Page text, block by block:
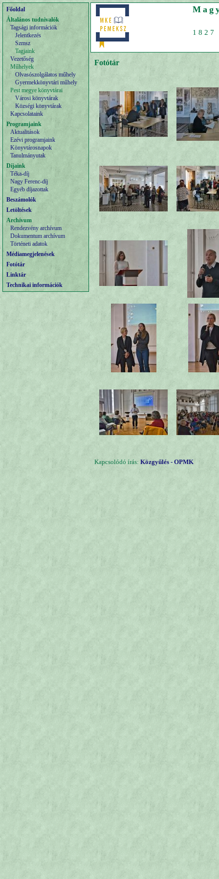
Főoldal
Általános tudnivalók
Tagsági információk
Jelentkezés
Szmsz
Tagjaink
Vezetőség
Műhelyek
Olvasószolgálatos műhely
Gyermekkönyvtári műhely
Pest megye könyvtárai
Városi könyvtárak
Községi könyvtárak
Kapcsolataink
Programjaink
Aktualitások
Ezévi programjaink
Könyvtárosnapok
Tanulmányutak
Díjaink
Téka-díj
Nagy Ferenc-díj
Egyéb díjazottak
Beszámolók
Letöltések
Archívum
Rendezvény archívum
Dokumentum archívum
Történeti adatok
Médiamegjelenések
Fotótár
Linktár
Technikai információk
Fotótár
Kapcsolódó írás: Közgyűlés - OPMK